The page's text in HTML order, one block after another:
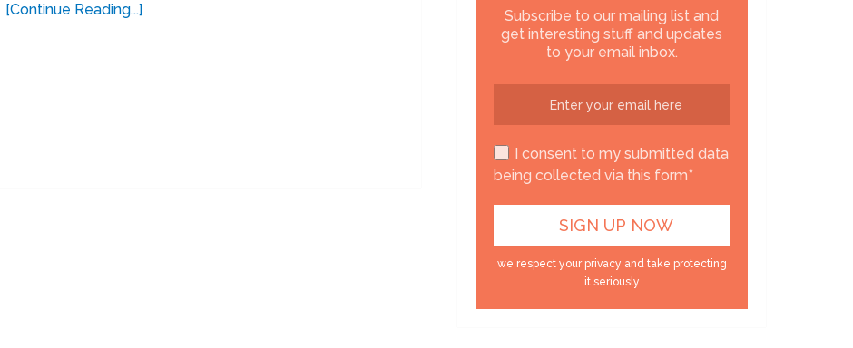
[Continue Reading...]
Subscribe to our mailing list and
get interesting stuff and updates
to your email inbox.
I consent to my submitted data
being collected via this form*
we respect your privacy and take protecting
it seriously